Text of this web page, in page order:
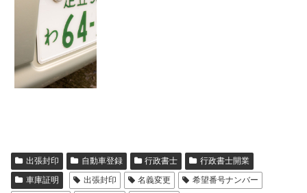
出張封印 自動車登録 行政書士
行政書士開業
車庫証明
出張封印 名義変更
希望番号ナンバー